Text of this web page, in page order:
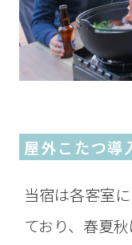
屋外こたつ導
当宿は各客室
ており、春夏